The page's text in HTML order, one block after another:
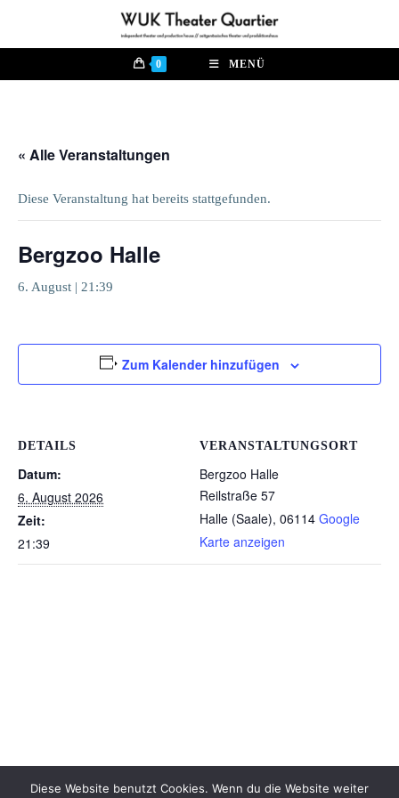
springen
0 MENÜ
« Alle Veranstaltungen
Diese Veranstaltung hat bereits stattgefunden.
Bergzoo Halle
6. August | 21:39
Zum Kalender hinzufügen
DETAILS
Datum:
6. August 2026
Zeit:
21:39
VERANSTALTUNGSORT
Bergzoo Halle
Reilstraße 57
Halle (Saale), 06114 Google
Karte anzeigen
Diese Website benutzt Cookies. Wenn du die Website weiter